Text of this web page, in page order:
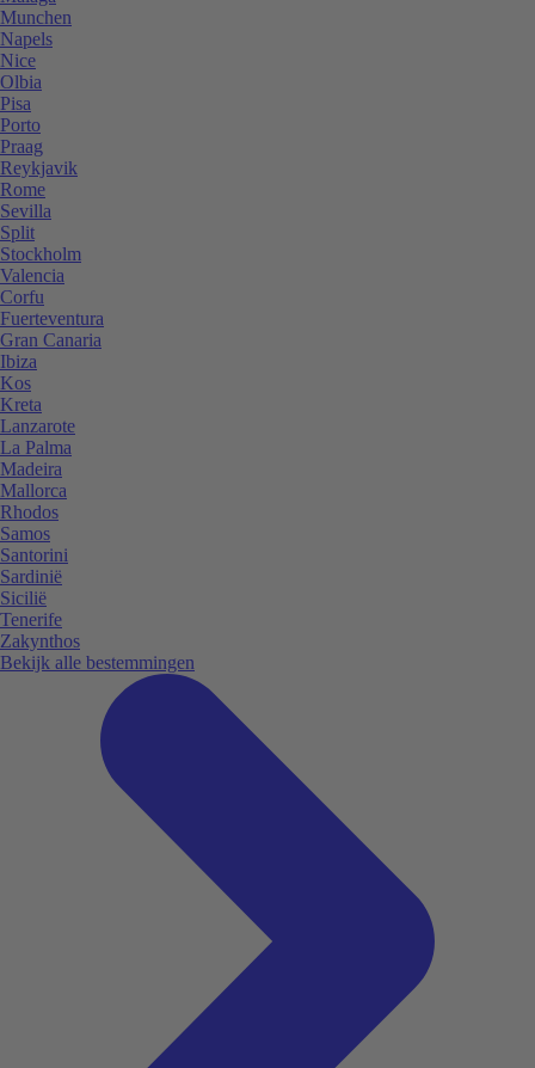
Munchen
Napels
Nice
Olbia
Pisa
Porto
Praag
Reykjavik
Rome
Sevilla
Split
Stockholm
Valencia
Corfu
Fuerteventura
Gran Canaria
Ibiza
Kos
Kreta
Lanzarote
La Palma
Madeira
Mallorca
Rhodos
Samos
Santorini
Sardinië
Sicilië
Tenerife
Zakynthos
Bekijk alle bestemmingen